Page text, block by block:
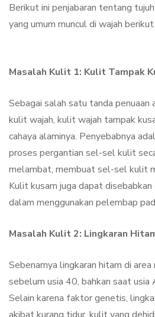
Berikut ini penjabaran tentang
yang umum muncul di wajah
Masalah Kulit 1: Kulit Tampak
Sebagai salah satu tanda
kulit wajah, kulit wajah tampak
cahaya alaminya. Penyebabnya
proses pergantian sel-sel kulit
melambat, membuat sel-sel kulit
Kulit kusam juga dapat
dalam menggunakan pelembap
Masalah Kulit 2: Lingkaran
Sebenarnya lingkaran hitam di
sebelum usia 40, bahkan saat usia
Selain karena faktor genetis,